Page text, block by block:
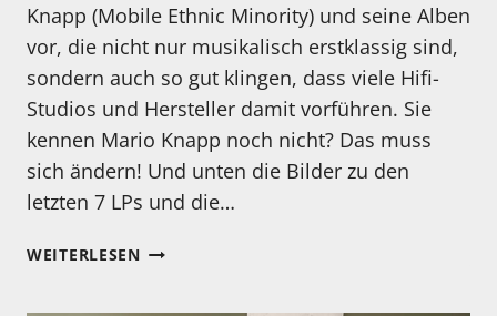
Knapp (Mobile Ethnic Minority) und seine Alben
vor, die nicht nur musikalisch erstklassig sind,
sondern auch so gut klingen, dass viele Hifi-
Studios und Hersteller damit vorführen. Sie
kennen Mario Knapp noch nicht? Das muss
sich ändern! Und unten die Bilder zu den
letzten 7 LPs und die…
WEITERLESENMORGEN